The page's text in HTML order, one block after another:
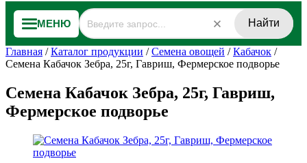
МЕНЮ Найти
Главная /Каталог продукции /Семена овощей /Кабачок /
Семена Кабачок Зебра, 25г, Гавриш, Фермерское подворье
Семена Кабачок Зебра, 25г, Гавриш,
Фермерское подворье